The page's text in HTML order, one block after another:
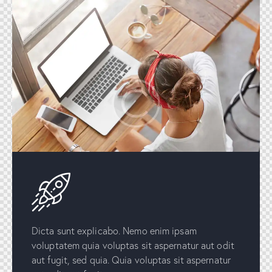
Dicta sunt explicabo. Nemo enim ipsam
voluptatem quia voluptas sit aspernatur aut odit
aut fugit, sed quia. Quia voluptas sit aspernatur